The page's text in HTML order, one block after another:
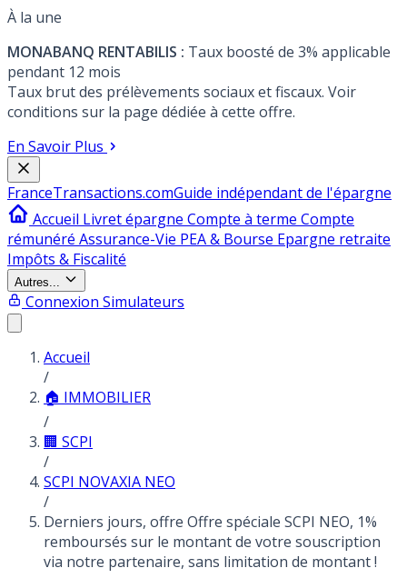
À la une
MONABANQ RENTABILIS : Taux boosté de 3% applicable
pendant 12 mois
Taux brut des prélèvements sociaux et fiscaux. Voir
conditions sur la page dédiée à cette offre.
En Savoir Plus
FranceTransactions.comGuide indépendant de l'épargne
Accueil Livret épargne Compte à terme Compte
rémunéré Assurance-Vie PEA & Bourse Epargne retraite
Impôts & Fiscalité
Autres...
Connexion Simulateurs
Accueil
/
🏠 IMMOBILIER
/
🏢 SCPI
/
SCPI NOVAXIA NEO
/
Derniers jours, offre Offre spéciale SCPI NEO, 1%
remboursés sur le montant de votre souscription
via notre partenaire, sans limitation de montant !